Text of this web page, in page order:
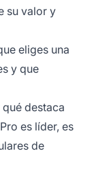
su valor y
eliges una
y que
destaca
es líder, es
de